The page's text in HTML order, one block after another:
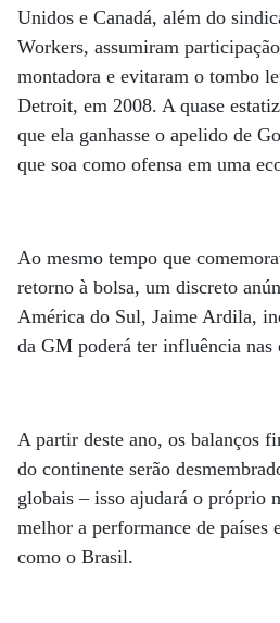
Unidos e Canadá, além do
Workers, assumiram
montadora e evitaram o tombo
Detroit, em 2008. A quase
que ela ganhasse o apelido de
que soa como ofensa em uma
Ao mesmo tempo que
retorno à bolsa, um discreto
América do Sul, Jaime Ardila,
da GM poderá ter influência nas
A partir deste ano, os balanços
do continente serão
globais – isso ajudará o próprio
melhor a performance de países
como o Brasil.